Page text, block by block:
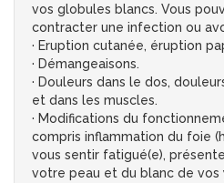
vos globules blancs. Vous
contracter une infection ou
· Eruption cutanée, éruption
· Démangeaisons.
· Douleurs dans le dos,
et dans les muscles.
· Modifications du
compris inflammation du foie
vous sentir fatigué(e),
votre peau et du blanc de vos